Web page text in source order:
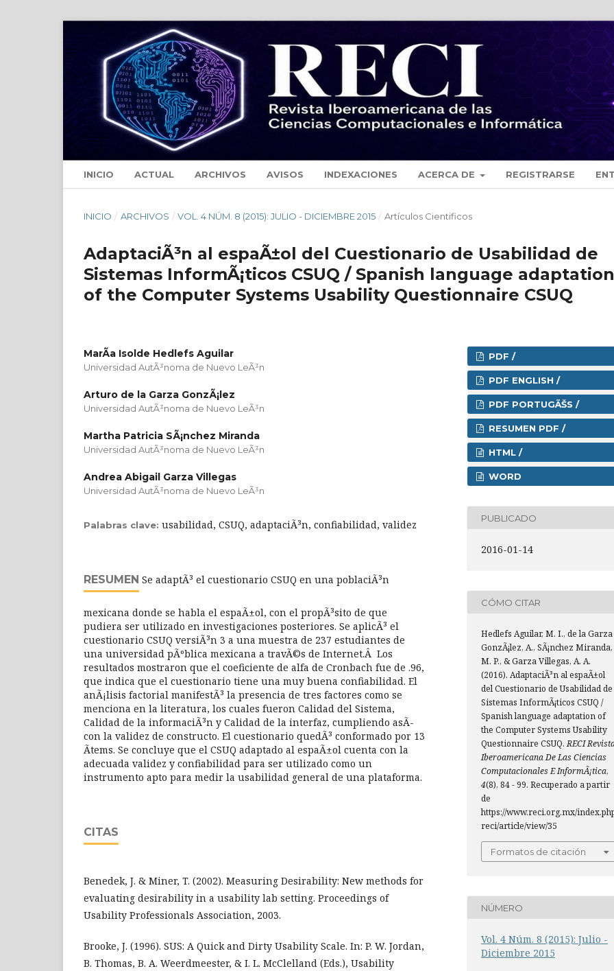
INICIO ACTUAL ARCHIVOS AVISOS INDEXACIONES ACERCA DE REGISTRARSE
INICIO / ARCHIVOS / VOL. 4 NÚM. 8 (2015): JULIO - DICIEMBRE 2015 / Artículos Cientificos
AdaptaciÃ³n al espaÃ±ol del Cuestionario de Usabilidad de
Sistemas InformÃ¡ticos CSUQ / Spanish language adaptation
of the Computer Systems Usability Questionnaire CSUQ
MarÃ­a Isolde Hedlefs Aguilar
Universidad AutÃ³noma de Nuevo LeÃ³n
Arturo de la Garza GonzÃ¡lez
Universidad AutÃ³noma de Nuevo LeÃ³n
Martha Patricia SÃ¡nchez Miranda
Universidad AutÃ³noma de Nuevo LeÃ³n
Andrea Abigail Garza Villegas
Universidad AutÃ³noma de Nuevo LeÃ³n
Palabras clave: usabilidad, CSUQ, adaptaciÃ³n, confiabilidad, validez
RESUMEN Se adaptÃ³ el cuestionario CSUQ en una poblaciÃ³n
mexicana donde se habla el espaÃ±ol, con el propÃ³sito de que
pudiera ser utilizado en investigaciones posteriores. Se aplicÃ³ el
cuestionario CSUQ versiÃ³n 3 a una muestra de 237 estudiantes de
una universidad pÃºblica mexicana a travÃ©s de Internet.Â Los
resultados mostraron que el coeficiente de alfa de Cronbach fue de .96,
que indica que el cuestionario tiene una muy buena confiabilidad. El
anÃ¡lisis factorial manifestÃ³ la presencia de tres factores como se
menciona en la literatura, los cuales fueron Calidad del Sistema,
Calidad de la informaciÃ³n y Calidad de la interfaz, cumpliendo asÃ­
con la validez de constructo. El cuestionario quedÃ³ conformado por 13
Ã­tems. Se concluye que el CSUQ adaptado al espaÃ±ol cuenta con la
adecuada validez y confiabilidad para ser utilizado como un
instrumento apto para medir la usabilidad general de una plataforma.
CITAS
Benedek, J. & Miner, T. (2002). Measuring Desirability: New methods for
evaluating desirability in a usability lab setting. Proceedings of
Usability Professionals Association, 2003.
Brooke, J. (1996). SUS: A Quick and Dirty Usability Scale. In: P. W. Jordan,
B. Thomas, B. A. Weerdmeester, & I. L. McClelland (Eds.), Usability
PDF /
PDF ENGLISH /
PDF PORTUGÃŠS /
RESUMEN PDF /
HTML /
WORD
PUBLICADO
2016-01-14
CÓMO CITAR
Hedlefs Aguilar, M. I., de la Garza
GonzÃ¡lez, A., SÃ¡nchez Miranda,
M. P., & Garza Villegas, A. A.
(2016). AdaptaciÃ³n al espaÃ±ol
del Cuestionario de Usabilidad de
Sistemas InformÃ¡ticos CSUQ /
Spanish language adaptation of
the Computer Systems Usability
Questionnaire CSUQ.RECI
Iberoamericana De Las Ciencias
Computacionales E InformÃ¡tica,
4(8), 84 - 99. Recuperado a partir
de
https://www.reci.org.mx/
reci/article/view/35
Formatos de citación
NÚMERO
Vol. 4 Núm. 8 (2015): Julio -
Diciembre 2015